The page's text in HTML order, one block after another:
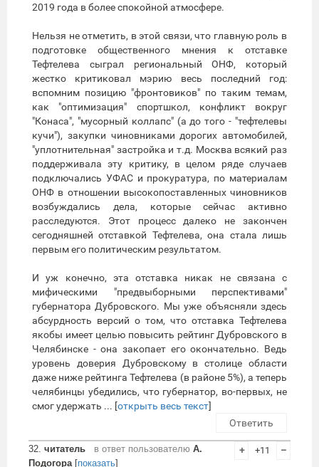
2019 года в более спокойной атмосфере.
Нельзя не отметить, в этой связи, что главную роль в
подготовке общественного мнения к отставке
Тефтелева сыграл региональный ОНФ, который
жестко критиковал мэрию весь последний год:
вспомним позицию "фронтовиков" по таким темам,
как "оптимизация" спортшкол, конфликт вокруг
"Конаса", "мусорный коллапс" (а до того - "тефтелевы
кучи"), закупки чиновниками дорогих автомобилей,
"уплотнительная" застройка и т.д. Москва всякий раз
поддерживала эту критику, в целом ряде случаев
подключались УФАС и прокуратура, по материалам
ОНФ в отношении высокопоставленных чиновников
возбуждались дела, которые сейчас активно
расследуются. Этот процесс далеко не закончен
сегодняшней отставкой Тефтелева, она стала лишь
первым его политическим результатом.
И уж конечно, эта отставка никак не связана с
мифическими "предвыборными перспективами"
губернатора Дубровского. Мы уже объясняли здесь
абсурдность версий о том, что отставка Тефтелева
якобы имеет целью повысить рейтинг Дубровского в
Челябинске - она закопает его окончательно. Ведь
уровень доверия Дубровскому в столице области
даже ниже рейтинга Тефтелева (в районе 5%), а теперь
челябинцы убедились, что губернатор, во-первых, не
смог удержать ... [открыть весь текст]
Ответить
32. читатель в ответ пользователю А.
Подогора[показать]
+ +11 –